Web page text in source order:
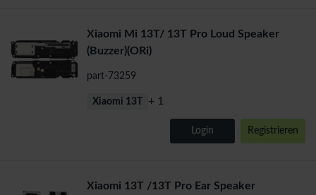
Xiaomi Mi 13T/ 13T Pro Loud Speaker
(Buzzer)(ORi)
part-73259
Xiaomi 13T + 1
Login Registrieren
Xiaomi 13T /13T Pro Ear Speaker